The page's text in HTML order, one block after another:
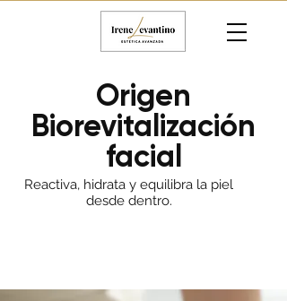
Origen
Biorevitalización
facial
Reactiva, hidrata y equilibra la piel
desde dentro.